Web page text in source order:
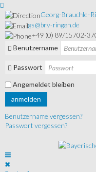
Georg-Brauchle-
gs@brv-ringen.de
+49 (0) 89/15702-
Benutzername
Passwort
Angemeldet bleiben
anmelden
Benutzername vergessen?
Passwort vergessen?